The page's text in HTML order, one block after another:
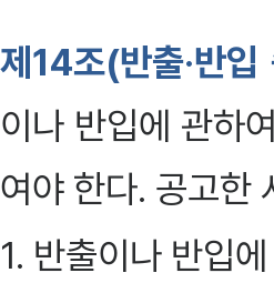
제14조(반출·반
이나 반입에 관하
여야 한다. 공고한
1. 반출이나 반입